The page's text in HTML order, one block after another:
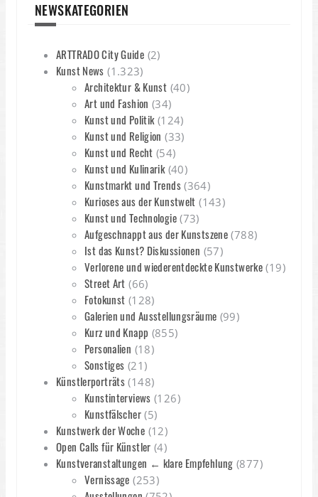
NEWSKATEGORIEN
ARTTRADO City Guide (2)
Kunst News (1.323)
Architektur & Kunst (40)
Art und Fashion (34)
Kunst und Politik(124)
Kunst und Religion (33)
Kunst und Recht (54)
Kunst und Kulinarik(40)
Kunstmarkt und Trends(364)
Kurioses aus der Kunstwelt (143)
Kunst und Technologie(73)
Aufgeschnappt aus der Kunstszene (788)
Ist das Kunst? Diskussionen (57)
Verlorene und wiederentdeckte Kunstwerke (19)
Street Art (66)
Fotokunst (128)
Galerien und Ausstellungsräume (99)
Kurz und Knapp (855)
Personalien (18)
Sonstiges (21)
Künstlerporträts (148)
Kunstinterviews (126)
Kunstfälscher(5)
Kunstwerk der Woche (12)
Open Calls für Künstler (4)
Kunstveranstaltungen ← klare Empfehlung (877)
Vernissage (253)